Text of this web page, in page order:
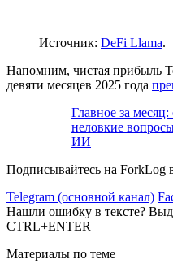
Источник: DeFi Llama.
Напомним, чистая прибыль
девяти месяцев 2025 года
Главное за
неловкие
ИИ
Подписывайтесь на ForkLog
Telegram (основной канал)
Нашли ошибку в тексте?
CTRL+ENTER
Материалы по теме